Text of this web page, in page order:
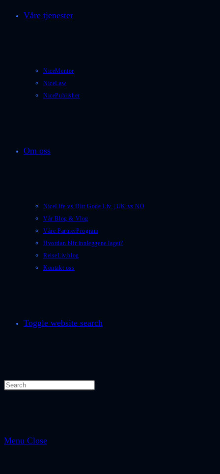
Våre tjenester
NiceMentor
NiceLaw
NicePublisher
Om oss
NiceLife vs Ditt Gode Liv | UK vs NO
Vår Blog & Vlog
Våre PartnerProgram
Hvordan blir innleggene laget?
ReiseLiv.blog
Kontakt oss
Toggle website search
Menu Close